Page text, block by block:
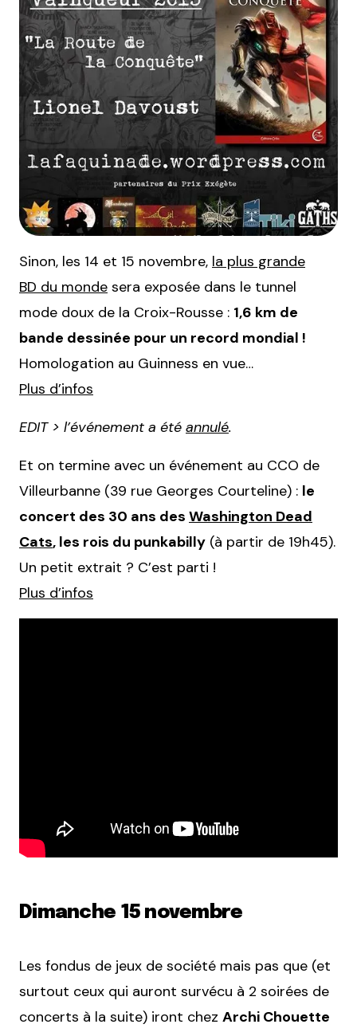
Sinon, les 14 et 15 novembre, la plus grande
BD du monde sera exposée dans le tunnel
mode doux de la Croix-Rousse : 1,6 km de
bande dessinée pour un record mondial !
Homologation au Guinness en vue…
Plus d’infos
EDIT > l’événement a été annulé.
Et on termine avec un événement au CCO de
Villeurbanne (39 rue Georges Courteline) : le
concert des 30 ans des Washington Dead
Cats, les rois du punkabilly (à partir de 19h45).
Un petit extrait ? C’est parti !
Plus d’infos
Dimanche 15 novembre
Les fondus de jeux de société mais pas que (et
surtout ceux qui auront survécu à 2 soirées de
concerts à la suite) iront chez Archi Chouette